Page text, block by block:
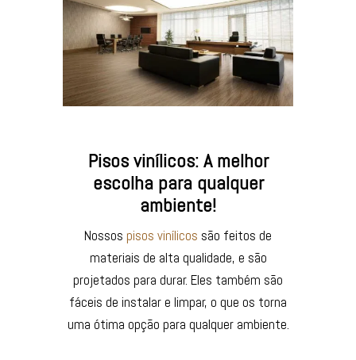
Pisos vinílicos: A melhor
escolha para qualquer
ambiente!
Nossos pisos vinílicos são feitos de
materiais de alta qualidade, e são
projetados para durar. Eles também são
fáceis de instalar e limpar, o que os torna
uma ótima opção para qualquer ambiente.